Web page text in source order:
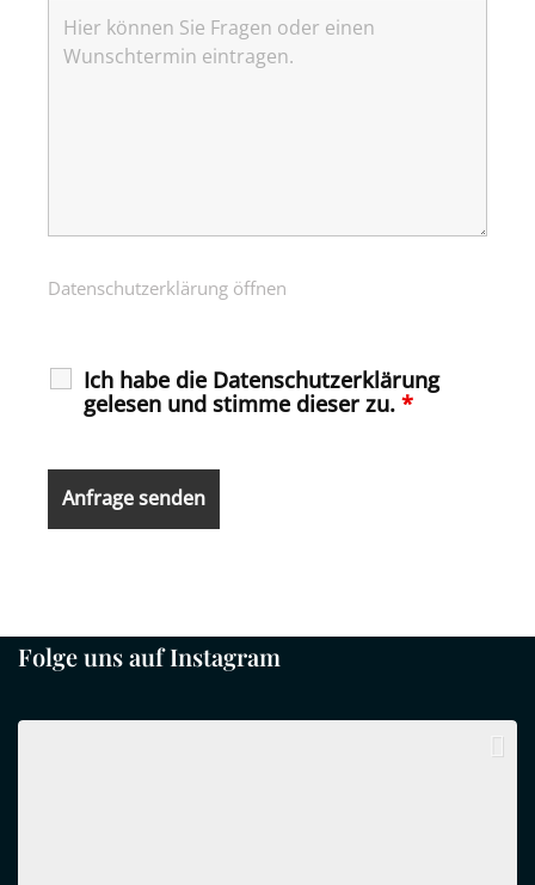
Datenschutzerklärung öffnen
Ich habe die Datenschutzerklärung
gelesen und stimme dieser zu. *
Folge uns auf Instagram